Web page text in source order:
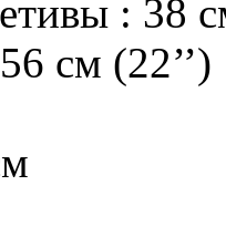
: 38
56 см (22’’)